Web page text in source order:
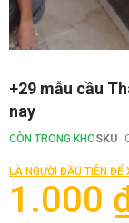
Chuyển
phần
đầu
của
thư
viện
hình
+29 mẫu cầu
nay
CÒN TRONG KHOSKU
LÀ NGƯỜI ĐẦU TIÊN
1.000